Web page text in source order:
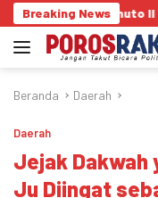
Langsung
ke
konten
Breaking News
II
Beranda Daerah
Daerah
Jejak Dakwah
Ju Diingat